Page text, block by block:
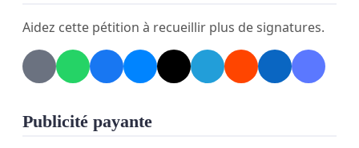
Nos demandes
victime
dès le dépôt de plainte ou sur
ordonnance de protection, avec mesures
immédiates.
Aidez cette pétition à recueillir plus de signatures.
Publicité payante